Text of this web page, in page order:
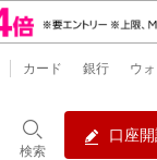
検索
口座
カード 銀行 ウ